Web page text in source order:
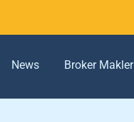
News Broker Makler